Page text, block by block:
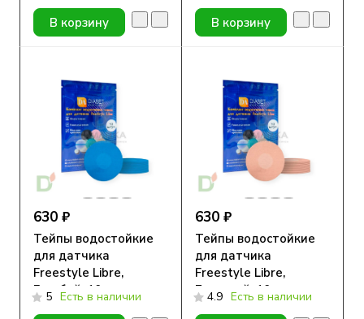
В корзину В корзину
630 ₽
Тейпы водостойкие
для датчика
Freestyle Libre,
Голубой, 10шт
5 Есть в наличии
630 ₽
Тейпы водостойкие
для датчика
Freestyle Libre,
Бежевый, 10шт
4.9 Есть в наличии